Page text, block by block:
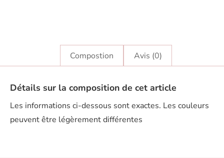
Compostion Avis (0)
Détails sur la composition de cet article
Les informations ci-dessous sont exactes. Les couleurs
peuvent être légèrement différentes